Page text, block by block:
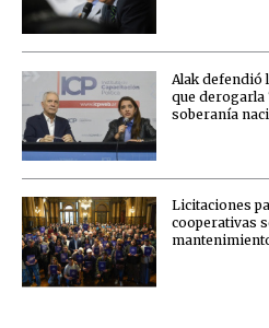
Alak defendió
que derogarla
soberanía
Licitaciones
cooperativas